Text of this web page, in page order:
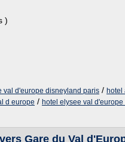
)
val d'europe disneyland paris / hotel
d europe / hotel elysee val
Gare du Val